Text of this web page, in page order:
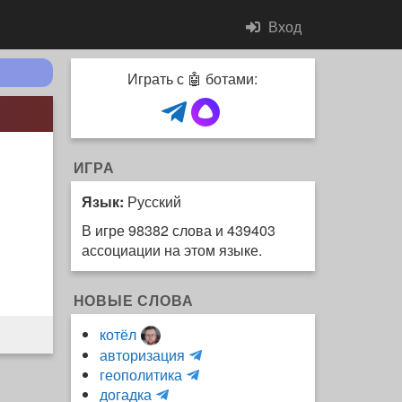
Вход
Играть с 🤖 ботами:
ИГРА
Язык: Русский
В игре 98382 слова и 439403
ассоциации на этом языке.
НОВЫЕ СЛОВА
котёл
авторизация
и
геополитика
H
догадка
m